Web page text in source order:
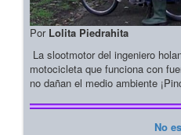
Por Lolita Piedrahita
La slootmotor del ingeniero
motocicleta que funciona con
no dañan el medio ambiente
No